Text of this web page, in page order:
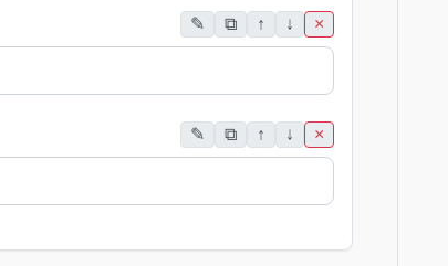
✎ ⧉ ↑ ↓ ×
✎ ⧉ ↑ ↓ ×